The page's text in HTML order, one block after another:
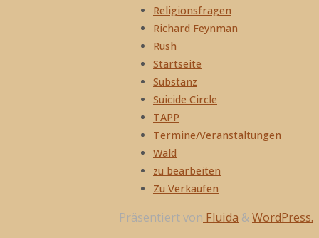
Religionsfragen
Richard Feynman
Rush
Startseite
Substanz
Suicide Circle
TAPP
Termine/Veranstaltungen
Wald
zu bearbeiten
Zu Verkaufen
Präsentiert von Fluida &WordPress.